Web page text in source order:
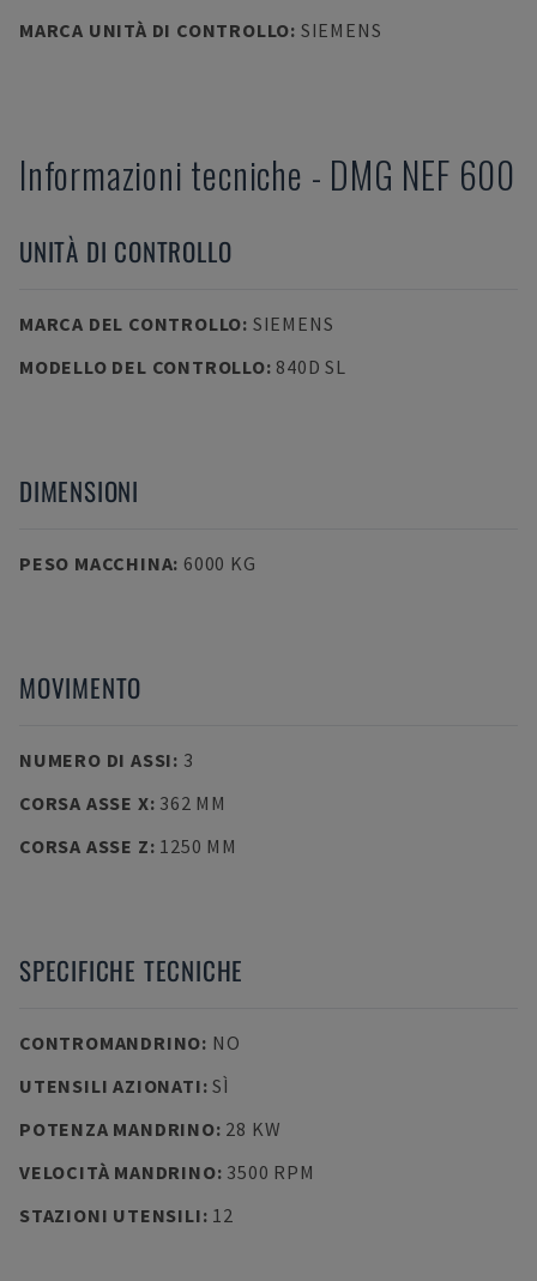
MARCA UNITÀ DI CONTROLLO: SIEMENS
Informazioni tecniche - DMG NEF 600
UNITÀ DI CONTROLLO
MARCA DEL CONTROLLO: SIEMENS
MODELLO DEL CONTROLLO: 840D SL
DIMENSIONI
PESO MACCHINA: 6000 KG
MOVIMENTO
NUMERO DI ASSI: 3
CORSA ASSE X: 362 MM
CORSA ASSE Z: 1250 MM
SPECIFICHE TECNICHE
CONTROMANDRINO: NO
UTENSILI AZIONATI:SÌ
POTENZA MANDRINO: 28 KW
VELOCITÀ MANDRINO: 3500 RPM
STAZIONI UTENSILI: 12